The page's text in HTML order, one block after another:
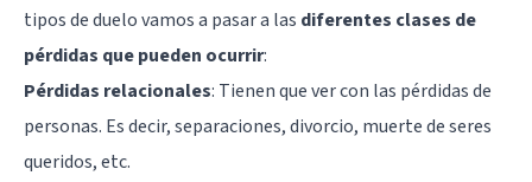
tipos de duelo vamos a pasar a las diferentes clases de
pérdidas que pueden ocurrir:
Pérdidas relacionales: Tienen que ver con las pérdidas de
personas. Es decir, separaciones, divorcio, muerte de seres
queridos, etc.